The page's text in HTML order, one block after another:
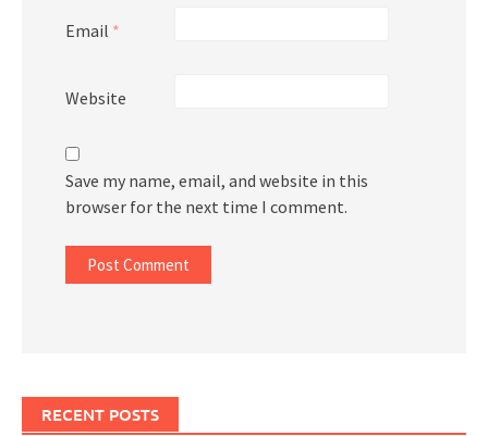
Email *
Website
Save my name, email, and website in this
browser for the next time I comment.
RECENT POSTS